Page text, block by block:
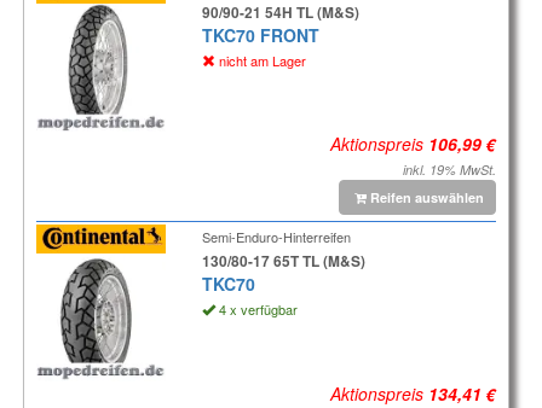
90/90-21 54H TL (M&S)
TKC70 FRONT
nicht am Lager
Aktionspreis
inkl. 19% MwSt.
Reifen auswählen
Semi-Enduro-Hinterreifen
130/80-17 65T TL (M&S)
TKC70
4 x verfügbar
Aktionspreis